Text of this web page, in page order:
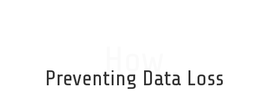
How
Preventing Data Loss